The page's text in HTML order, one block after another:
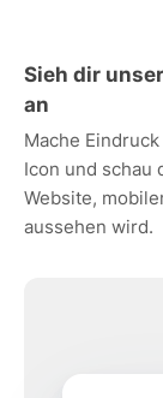
Sieh dir
an
Mache
Icon und schau
Website,
aussehen wird.